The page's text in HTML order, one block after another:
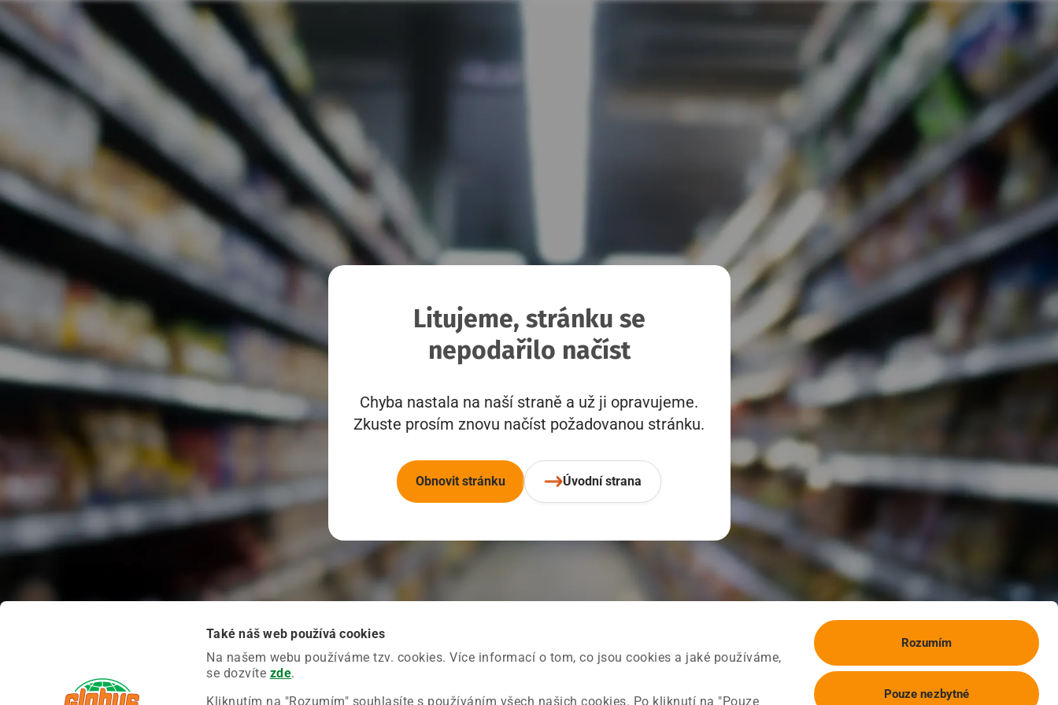
Také náš web používá cookies
Na našem webu používáme tzv. cookies. Více informací o tom, co jsou cookies a jaké používáme,
se dozvíte zde.
Kliknutím na "Rozumím" souhlasíte s používáním všech našich cookies. Po kliknutí na "Pouze
Rozumím
Pouze nezbytné
Litujeme, stránku se
nepodařilo načíst
Chyba nastala na naší straně a už ji opravujeme.
Zkuste prosím znovu načíst požadovanou stránku.
Obnovit stránku Úvodní strana